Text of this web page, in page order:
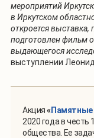
мероприятий
в Иркутском
откроется выставка,
подготовлен фильм
выдающегося
выступлении
Акция« Памятные
2020 года в честь
общества. Ее